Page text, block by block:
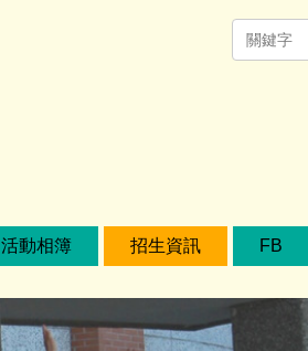
活動相簿 招生資訊 FB